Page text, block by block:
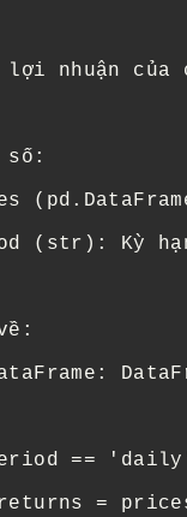
lợi nhuận của
số:
(str): Kỳ
==
=